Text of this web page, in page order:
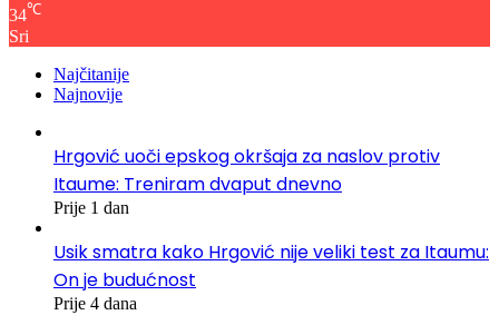
34℃
Sri
Najčitanije
Najnovije
Hrgović uoči epskog okršaja za naslov protiv
Itaume: Treniram dvaput dnevno
Prije 1 dan
Usik smatra kako Hrgović nije veliki test za Itaumu:
On je budućnost
Prije 4 dana